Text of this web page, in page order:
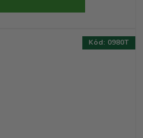
Kód: 0980T